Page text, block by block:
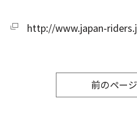
http://www.japan-
前のペー